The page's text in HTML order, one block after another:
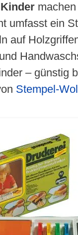
machen
umfasst ein
auf
– günstig
Stempel-